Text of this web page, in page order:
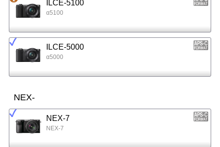
ILCE-5100
α5100
ILCE-5000
α5000
NEX-
NEX-7
NEX-7